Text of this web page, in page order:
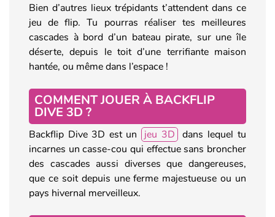
Bien d’autres lieux trépidants t’attendent dans ce
jeu de flip. Tu pourras réaliser tes meilleures
cascades à bord d’un bateau pirate, sur une île
déserte, depuis le toit d’une terrifiante maison
hantée, ou même dans l’espace !
COMMENT JOUER À BACKFLIP
DIVE 3D ?
Backflip Dive 3D est un jeu 3D dans lequel tu
incarnes un casse-cou qui effectue sans broncher
des cascades aussi diverses que dangereuses,
que ce soit depuis une ferme majestueuse ou un
pays hivernal merveilleux.